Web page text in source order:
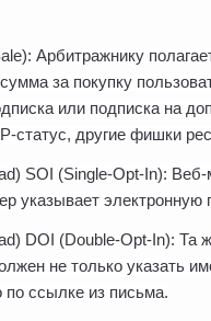
Арбитражнику
за покупку
или подписка на
статус, другие фишки
SOI (Single-Opt-In): Веб-
указывает электронную
DOI (Double-Opt-In): Та
не только указать
по ссылке из письма.